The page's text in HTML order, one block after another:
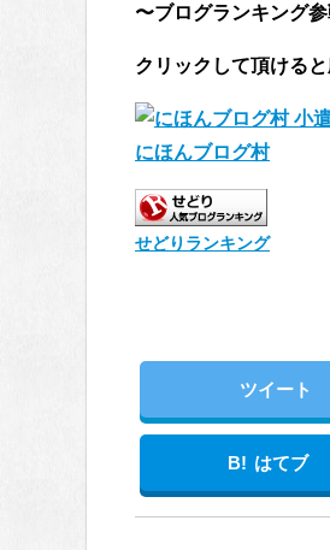
〜ブログランキング
クリックして頂けると
にほんブログ村
せどりランキング
ツイート
B! はてブ